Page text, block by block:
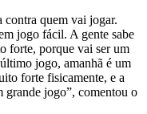
contra quem vai jogar.
jogo fácil. A gente sabe
forte, porque vai ser um
jogo, amanhã é um
forte fisicamente, e a
grande jogo”, comentou o